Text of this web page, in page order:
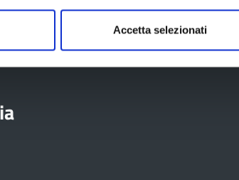
Accetta selezionati